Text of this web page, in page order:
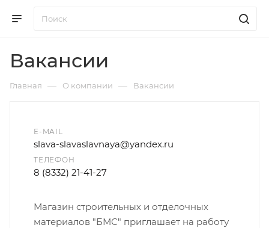
Вакансии
Главная — О компании — Вакансии
E-MAIL
slava-slavaslavnaya@yandex.ru
ТЕЛЕФОН
8 (8332) 21-41-27
Магазин строительных и отделочных
материалов "БМС" приглашает на работу